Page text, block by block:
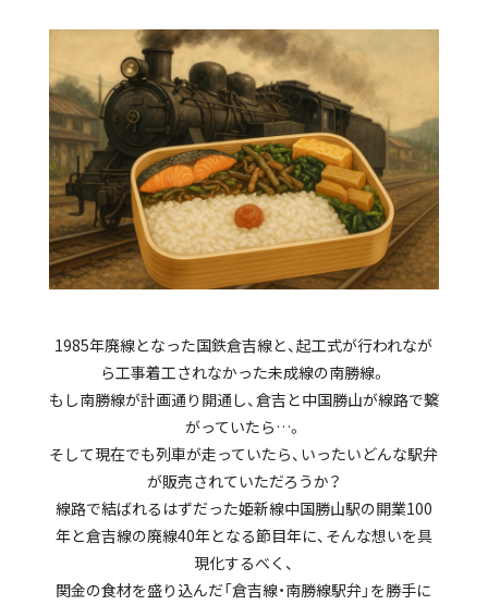
1985年廃線となった国鉄倉吉線と、起工式が行われなが
ら工事着工されなかった未成線の南勝線。
もし南勝線が計画通り開通し、倉吉と中国勝山が線路で繋
がっていたら…。
そして現在でも列車が走っていたら、いったいどんな駅弁
が販売されていただろうか？
線路で結ばれるはずだった姫新線中国勝山駅の開業100
年と倉吉線の廃線40年となる節目年に、そんな想いを具
現化するべく、
関金の食材を盛り込んだ「倉吉線・南勝線駅弁」を勝手に